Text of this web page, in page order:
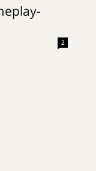
2